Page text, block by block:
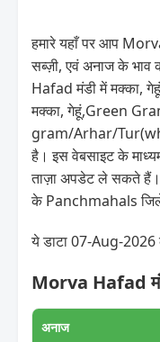
हमारे यहाँ पर आप
सब्ज़ी, एवं अनाज के
Hafad मंडी में मक्का,
मक्का, गेहूं,Green
gram/Arhar/
है। इस वेबसाइट के
ताज़ा अपडेट ले सकते
के Panchmahals
ये डाटा 07-Aug-2026
Morva Hafad
अनाज